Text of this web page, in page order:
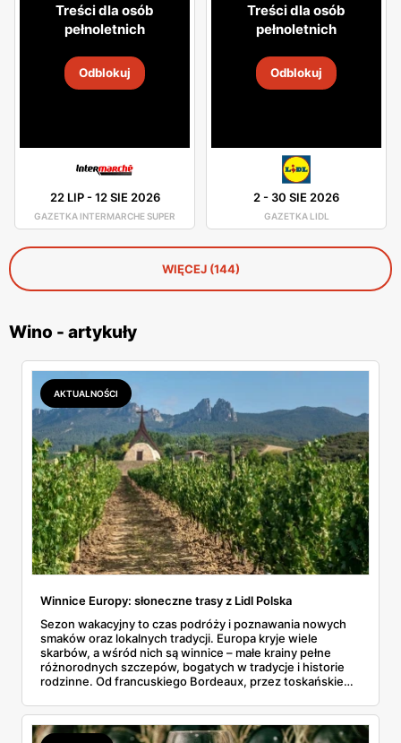
Treści dla osób
pełnoletnich
Odblokuj
22 LIP-12 SIE 2026
GAZETKA INTERMARCHE SUPER
Treści dla osób
pełnoletnich
Odblokuj
2- 30 SIE 2026
GAZETKA LIDL
WIĘCEJ (144)
Wino - artykuły
AKTUALNOŚCI
Winnice Europy: słoneczne trasy z Lidl Polska
Sezon wakacyjny to czas podróży i poznawania nowych
smaków oraz lokalnych tradycji. Europa kryje wiele
skarbów, a wśród nich są winnice – małe krainy pełne
różnorodnych szczepów, bogatych w tradycje i historie
rodzinne. Od francuskiego Bordeaux, przez toskańskie
portugalskie Douro – każdy region opowiada swoją własną
historię miłości do wina. Chcąc odkrywać winiarskie
rejony Europy, nie trzeba jednak szukać daleko! Warto